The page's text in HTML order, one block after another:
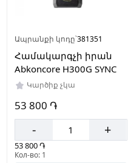
Ապրանքի կոդը՝381351
Համակարգչի իրան
Abkoncore H300G SYNC
Կարծիք չկա
53 800 ֏
- +
53 800 ֏
Кол-во: 1